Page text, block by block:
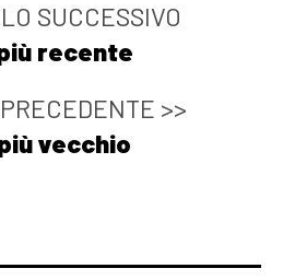
SUCCESSIVO
recente
>>
vecchio